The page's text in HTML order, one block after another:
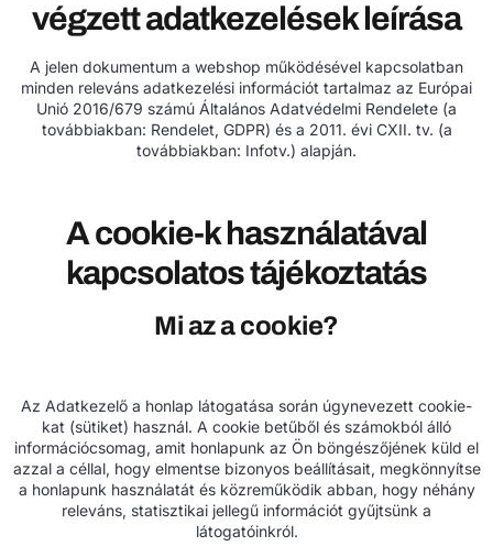
végzett adatkezelések leírása
A jelen dokumentum a webshop működésével kapcsolatban
minden releváns adatkezelési információt tartalmaz az Európai
Unió 2016/679 számú Általános Adatvédelmi Rendelete (a
továbbiakban: Rendelet, GDPR) és a 2011. évi CXII. tv. (a
továbbiakban: Infotv.) alapján.
A cookie-k használatával
kapcsolatos tájékoztatás
Mi az a cookie?
Az Adatkezelő a honlap látogatása során úgynevezett cookie-
kat (sütiket) használ. A cookie betűből és számokból álló
információcsomag, amit honlapunk az Ön böngészőjének küld el
azzal a céllal, hogy elmentse bizonyos beállításait, megkönnyítse
a honlapunk használatát és közreműködik abban, hogy néhány
releváns, statisztikai jellegű információt gyűjtsünk a
látogatóinkról.